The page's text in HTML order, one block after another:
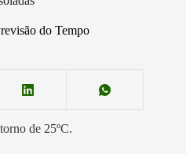
do Tempo
de 25ºC.